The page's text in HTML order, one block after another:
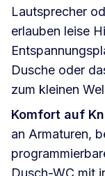
Lautsprecher
erlauben leise
Dusche oder
zum kleinen
Komfort auf
an Armaturen,
Dusch-WC mit